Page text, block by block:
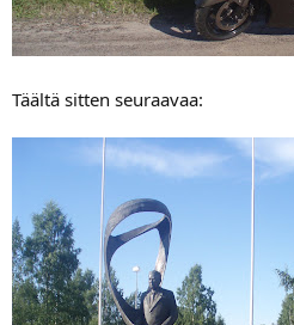
Täältä sitten seuraavaa: